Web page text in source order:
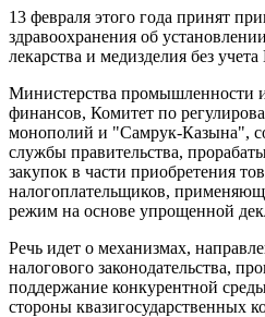
13 февраля этого года принят
здравоохранения об
лекарства и медизделия без
Министерства промышленности и
финансов, Комитет по
монополий и "Самрук-Казына",
службы правительства,
закупок в части приобретения
налогоплательщиков,
режим на основе упрощенной
Речь идет о механизмах,
налогового законодательства,
поддержание конкурентной
стороны квазигосударственных